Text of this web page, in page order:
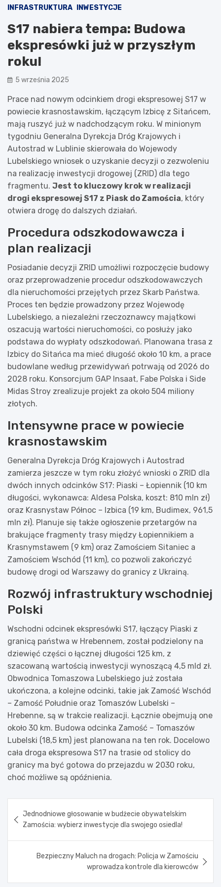
INFRASTRUKTURA INWESTYCJE
S17 nabiera tempa: Budowa
ekspresówki już w przyszłym
roku!
5 września 2025
Prace nad nowym odcinkiem drogi ekspresowej S17 w
powiecie krasnostawskim, łączącym Izbicę z Sitańcem,
mają ruszyć już w nadchodzącym roku. W minionym
tygodniu Generalna Dyrekcja Dróg Krajowych i
Autostrad w Lublinie skierowała do Wojewody
Lubelskiego wniosek o uzyskanie decyzji o zezwoleniu
na realizację inwestycji drogowej (ZRID) dla tego
fragmentu. Jest to kluczowy krok w realizacji
drogi ekspresowej S17 z Piask do Zamościa, który
otwiera drogę do dalszych działań.
Procedura odszkodowawcza i
plan realizacji
Posiadanie decyzji ZRID umożliwi rozpoczęcie budowy
oraz przeprowadzenie procedur odszkodowawczych
dla nieruchomości przejętych przez Skarb Państwa.
Proces ten będzie prowadzony przez Wojewodę
Lubelskiego, a niezależni rzeczoznawcy majątkowi
oszacują wartości nieruchomości, co posłuży jako
podstawa do wypłaty odszkodowań. Planowana trasa z
Izbicy do Sitańca ma mieć długość około 10 km, a prace
budowlane według przewidywań potrwają od 2026 do
2028 roku. Konsorcjum GAP Insaat, Fabe Polska i Side
Midas Stroy zrealizuje projekt za około 504 miliony
złotych.
Intensywne prace w powiecie
krasnostawskim
Generalna Dyrekcja Dróg Krajowych i Autostrad
zamierza jeszcze w tym roku złożyć wnioski o ZRID dla
dwóch innych odcinków S17: Piaski – Łopiennik (10 km
długości, wykonawca: Aldesa Polska, koszt: 810 mln zł)
oraz Krasnystaw Północ – Izbica (19 km, Budimex, 961,5
mln zł). Planuje się także ogłoszenie przetargów na
brakujące fragmenty trasy między Łopiennikiem a
Krasnymstawem (9 km) oraz Zamościem Sitaniec a
Zamościem Wschód (11 km), co pozwoli zakończyć
budowę drogi od Warszawy do granicy z Ukrainą.
Rozwój infrastruktury wschodniej
Polski
Wschodni odcinek ekspresówki S17, łączący Piaski z
granicą państwa w Hrebennem, został podzielony na
dziewięć części o łącznej długości 125 km, z
szacowaną wartością inwestycji wynoszącą 4,5 mld zł.
Obwodnica Tomaszowa Lubelskiego już została
ukończona, a kolejne odcinki, takie jak Zamość Wschód
– Zamość Południe oraz Tomaszów Lubelski –
Hrebenne, są w trakcie realizacji. Łącznie obejmują one
około 30 km. Budowa odcinka Zamość – Tomaszów
Lubelski (18,5 km) jest planowana na ten rok. Docelowo
cała droga ekspresowa S17 na trasie od stolicy do
granicy ma być gotowa do przejazdu w 2030 roku,
choć możliwe są opóźnienia.
wpisu
Jednodniowe głosowanie w budżecie obywatelskim
Zamościa: wybierz inwestycje dla swojego osiedla!
Bezpieczny Maluch na drogach: Policja w Zamościu
wprowadza kontrole dla kierowców